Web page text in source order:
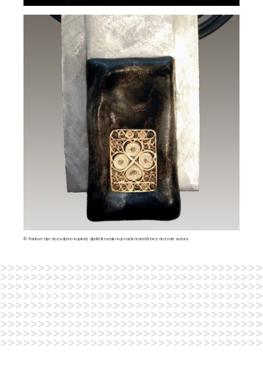
© Radove nije dozvoljeno kopirati, dijeliti ili na bilo koji način koristiti bez dozvole autora.